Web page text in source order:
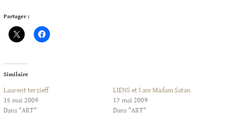
Partager :
Similaire
Laurent terzieff
15 mai 2009
Dans "ART"
LIENS et I am Madam Satan
17 mai 2009
Dans "ART"